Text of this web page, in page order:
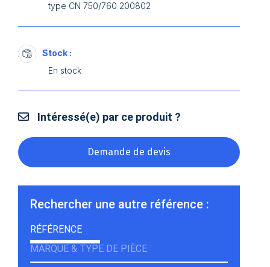
type CN 750/760 200802
Stock :
En stock
Intéressé(e) par ce produit ?
Demande de devis
Rechercher une autre référence :
RÉFÉRENCE
MARQUE & TYPE DE PIÈCE